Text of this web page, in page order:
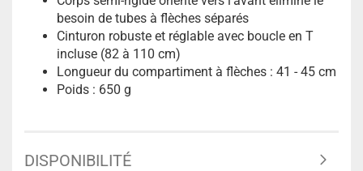
besoin de tubes à flèches séparés
Cinturon robuste et réglable avec boucle en T
incluse (82 à 110 cm)
Longueur du compartiment à flèches : 41 - 45 cm
Poids : 650 g
DISPONIBILITÉ